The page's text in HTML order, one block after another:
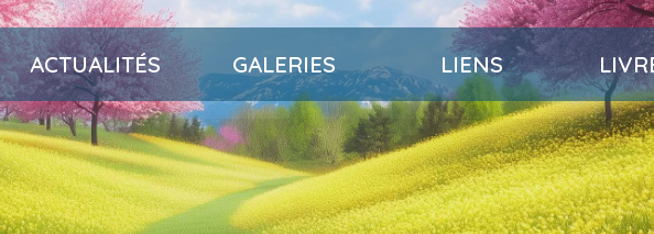
ACTUALITÉS GALERIES LIENS